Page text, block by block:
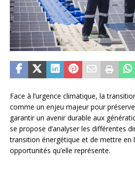
Face à l’urgence climatique, la
comme un enjeu majeur pour
garantir un avenir durable aux
se propose d’analyser les différentes
transition énergétique et de mettre en
opportunités qu’elle représente.